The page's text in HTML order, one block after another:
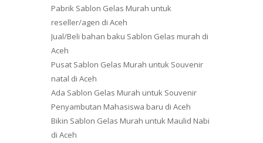
Pabrik Sablon Gelas Murah untuk
reseller/agen di Aceh
Jual/Beli bahan baku Sablon Gelas murah di
Aceh
Pusat Sablon Gelas Murah untuk Souvenir
natal di Aceh
Ada Sablon Gelas Murah untuk Souvenir
Penyambutan Mahasiswa baru di Aceh
Bikin Sablon Gelas Murah untuk Maulid Nabi
di Aceh